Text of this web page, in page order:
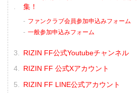
集！
ファンクラブ会員参加申込みフォーム
一般参加申込みフォーム
RIZIN FF公式Youtubeチャンネル
RIZIN FF 公式Xアカウント
RIZIN FF LINE公式アカウント